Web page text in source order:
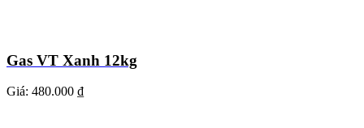
Gas VT Xanh 12kg
Giá: 480.000 ₫